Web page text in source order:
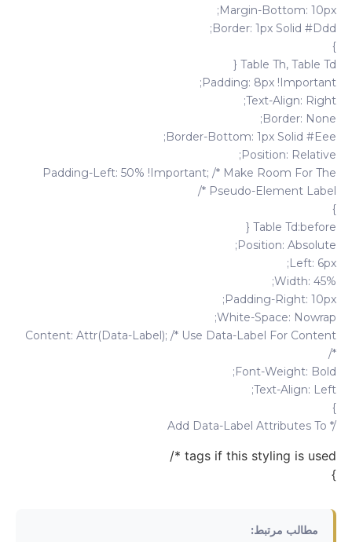
Margin-Bottom: 10px;
Border: 1px Solid #ddd;
}
Table Th, Table Td {
Padding: 8px !important;
Text-Align: Right;
Border: None;
Border-Bottom: 1px Solid #eee;
Position: Relative;
Padding-Left: 50% !important; /* Make Room For The
Pseudo-Element Label */
}
Table Td:before {
Position: Absolute;
Left: 6px;
Width: 45%;
Padding-Right: 10px;
White-Space: Nowrap;
Content: Attr(data-Label); /* Use Data-Label For Content
*/
Font-Weight: Bold;
Text-Align: Left;
}
/* Add Data-Label Attributes To
tags if this styling is used */
}
مطالب مرتبط: